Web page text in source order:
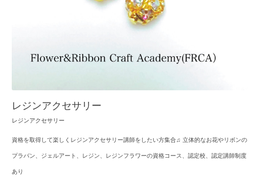
レジンアクセサリー
レジンアクセサリー
資格を取得して楽しくレジンアクセサリー講師をしたい方集合♫ 立体的なお花やリボンの
プラバン、ジェルアート、レジン、レジンフラワーの資格コース、認定校、認定講師制度
あり